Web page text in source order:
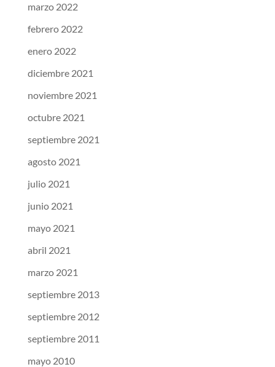
marzo 2022
febrero 2022
enero 2022
diciembre 2021
noviembre 2021
octubre 2021
septiembre 2021
agosto 2021
julio 2021
junio 2021
mayo 2021
abril 2021
marzo 2021
septiembre 2013
septiembre 2012
septiembre 2011
mayo 2010